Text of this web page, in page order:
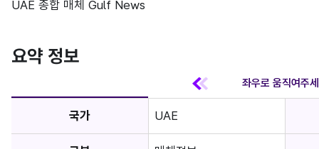
팅
정
매체정보
UAE 종합 매체 Gulf News
요약 정보
국가 UAE